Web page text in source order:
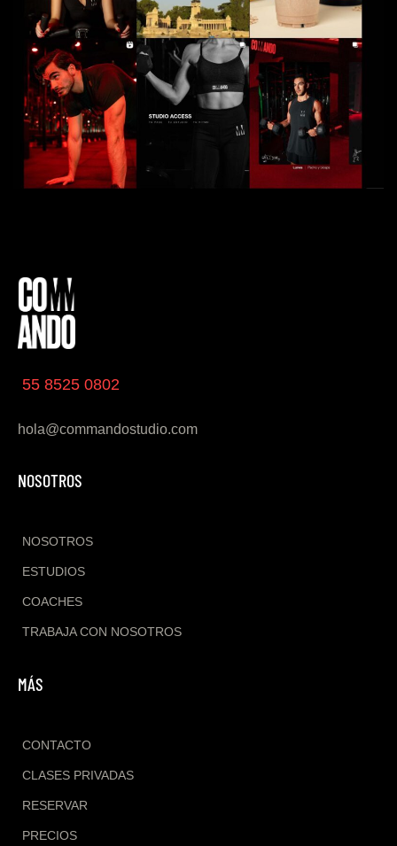
55 8525 0802
hola@commandostudio.com
NOSOTROS
NOSOTROS
ESTUDIOS
COACHES
TRABAJA CON NOSOTROS
MÁS
CONTACTO
CLASES PRIVADAS
RESERVAR
PRECIOS